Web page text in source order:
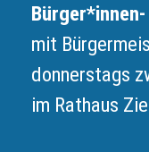
mit
donnerstags
im Rathaus